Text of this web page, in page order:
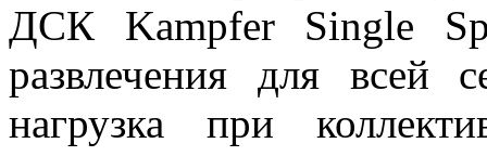
ДСК Kampfer Single
развлечения для всей
нагрузка при